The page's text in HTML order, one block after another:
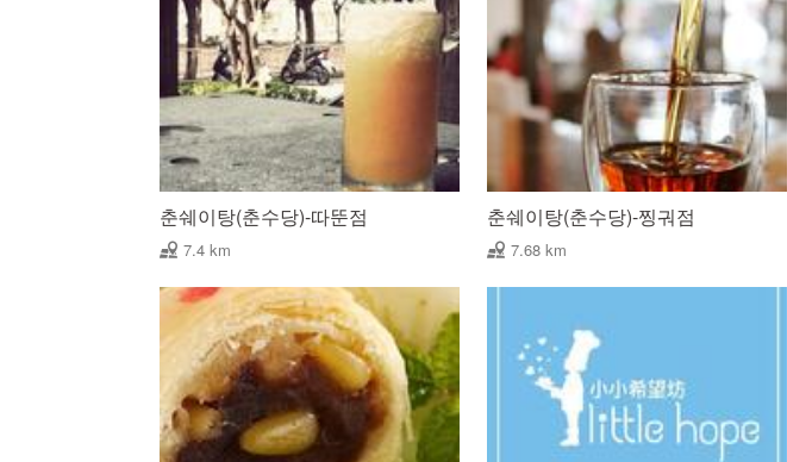
춘쉐이탕(춘수당)-따뚠점
7.4 km
춘쉐이탕(춘수당)-찡궈점
7.68 km